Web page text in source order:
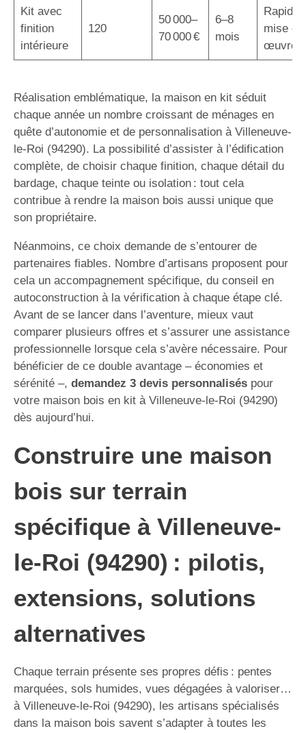
Kit avec
finition
intérieure
120
50 000–
70 000 €
6–8
mois
mise en
œuvre
Réalisation emblématique, la maison en kit séduit
chaque année un nombre croissant de ménages en
quête d’autonomie et de personnalisation à Villeneuve-
le-Roi (94290). La possibilité d’assister à l’édification
complète, de choisir chaque finition, chaque détail du
bardage, chaque teinte ou isolation : tout cela
contribue à rendre la maison bois aussi unique que
son propriétaire.
Néanmoins, ce choix demande de s’entourer de
partenaires fiables. Nombre d’artisans proposent pour
cela un accompagnement spécifique, du conseil en
autoconstruction à la vérification à chaque étape clé.
Avant de se lancer dans l’aventure, mieux vaut
comparer plusieurs offres et s’assurer une assistance
professionnelle lorsque cela s’avère nécessaire. Pour
bénéficier de ce double avantage – économies et
sérénité –, demandez 3 devis personnalisés pour
votre maison bois en kit à Villeneuve-le-Roi (94290)
dès aujourd’hui.
Construire une maison
bois sur terrain
spécifique à Villeneuve-
le-Roi (94290) : pilotis,
extensions, solutions
alternatives
Chaque terrain présente ses propres défis : pentes
marquées, sols humides, vues dégagées à valoriser…
à Villeneuve-le-Roi (94290), les artisans spécialisés
dans la maison bois savent s’adapter à toutes les